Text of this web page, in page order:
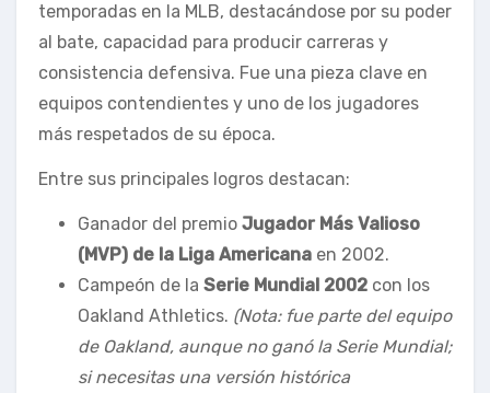
temporadas en la MLB, destacándose por su poder
al bate, capacidad para producir carreras y
consistencia defensiva. Fue una pieza clave en
equipos contendientes y uno de los jugadores
más respetados de su época.
Entre sus principales logros destacan:
Ganador del premio Jugador Más Valioso
(MVP) de la Liga Americana en 2002.
Campeón de la Serie Mundial 2002 con los
Oakland Athletics. (Nota: fue parte del equipo
de Oakland, aunque no ganó la Serie Mundial;
si necesitas una versión histórica